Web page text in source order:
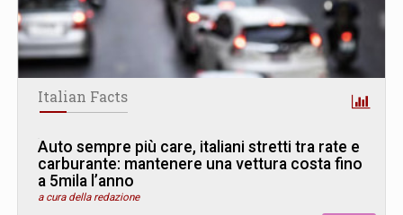
Italian Facts
Auto sempre più care, italiani stretti tra rate e
carburante: mantenere una vettura costa fino
a 5mila l’anno
a cura della redazione